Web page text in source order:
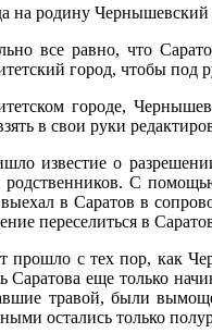
на родину
все равно, что
город, чтобы
городе,
в свои руки
известие о
родственников. С
в Саратов в
переселиться в
прошло с тех пор, как
Саратова еще только
травой, были
остались только